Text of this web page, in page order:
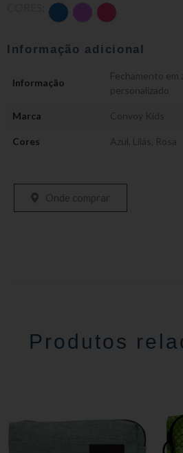
Informação adicional
Informação
Fechamento em
personalizado
Marca Convoy Kids
Cores Azul Lilás Rosa
Onde comprar
Produtos